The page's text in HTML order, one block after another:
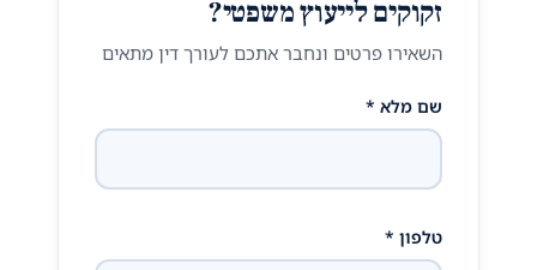
זקוקים לייעוץ משפטי?
השאירו פרטים ונחבר אתכם לעורך דין מתאים
שם מלא *
טלפון *